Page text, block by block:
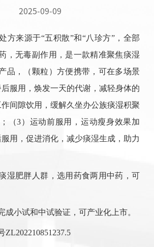
2025-09-09
方来源于“五积散”和“八珍方”，全部
，无毒副作用，是一款精准聚焦痰湿
品，（颗粒）方便携带，可在多场景
后服用，焕发一天的代谢，减轻身体的
作间隙饮用，缓解久坐办公族痰湿积聚
（3）运动前服用，运动瘦身效果加
用，促进消化，减少痰湿生成，助力
湿肥胖人群，选用药食两用中药，可
成小试和中试验证，可产业化上市。
ZL202210851237.5